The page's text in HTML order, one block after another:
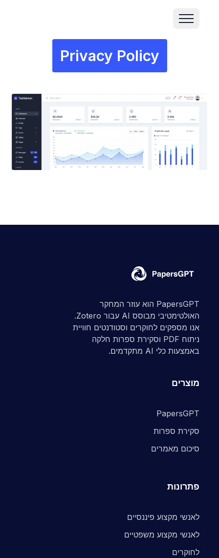
Privacy Policy
PapersGPT הוא עוזר המחקר
האולטימטיבי מבוסס AI עבור Zotero.
אנו מספקים לחוקרים וסטודנטים חוויית
ניתוח PDF וסקירת ספרות חלקה
באמצעות כלי AI מתקדמים.
מוצרים
PapersGPT
סקירת ספרות
סיכום מאמרים
פתרונות
לאנשי מקצוע פיננסיים
לאנשי מקצוע משפטיים
לחוקרים